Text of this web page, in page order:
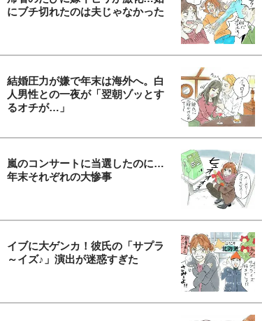
にブチ切れたのは夫じゃなかった
結婚圧力が嫌で年末は海外へ。白
人男性との一夜が「翌朝ゾッとす
るオチが…」
嵐のコンサートに当選したのに…
年末それぞれの大惨事
イブに大ゲンカ！彼氏の「サプラ
～イズ♪」演出が迷惑すぎた